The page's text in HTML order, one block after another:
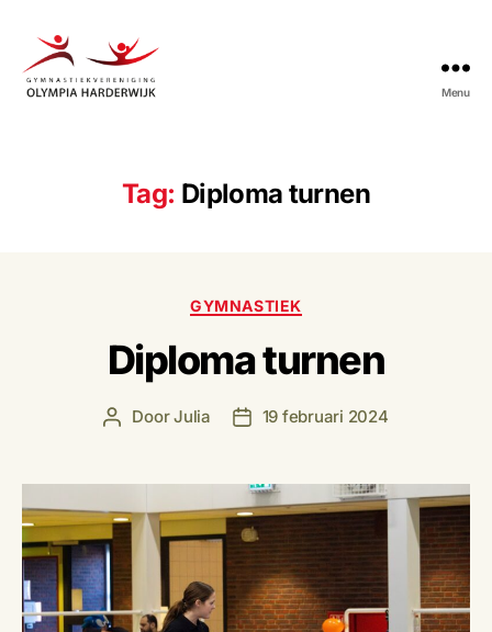
Menu
Tag: Diploma turnen
Categorieën
GYMNASTIEK
Diploma turnen
Berichtauteur
DoorJulia Berichtdatum
19 februari 2024